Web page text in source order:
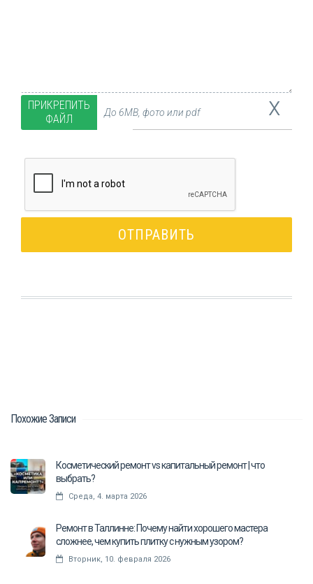
ПРИКРЕПИТЬ
ФАЙЛ
До 6MB, фото или pdf x
Похожие Записи
Косметический ремонт vs капитальный ремонт | что
выбрать?
Среда, 4. марта 2026
Ремонт в Таллинне: Почему найти хорошего мастера
сложнее, чем купить плитку с нужным узором?
Вторник, 10. февраля 2026